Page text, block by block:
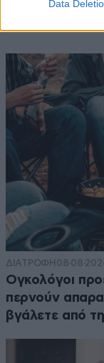
Data
ΔΙΑΤΡΟΦΗ
Ογκολόγοι
περνούν
βγάλετε από